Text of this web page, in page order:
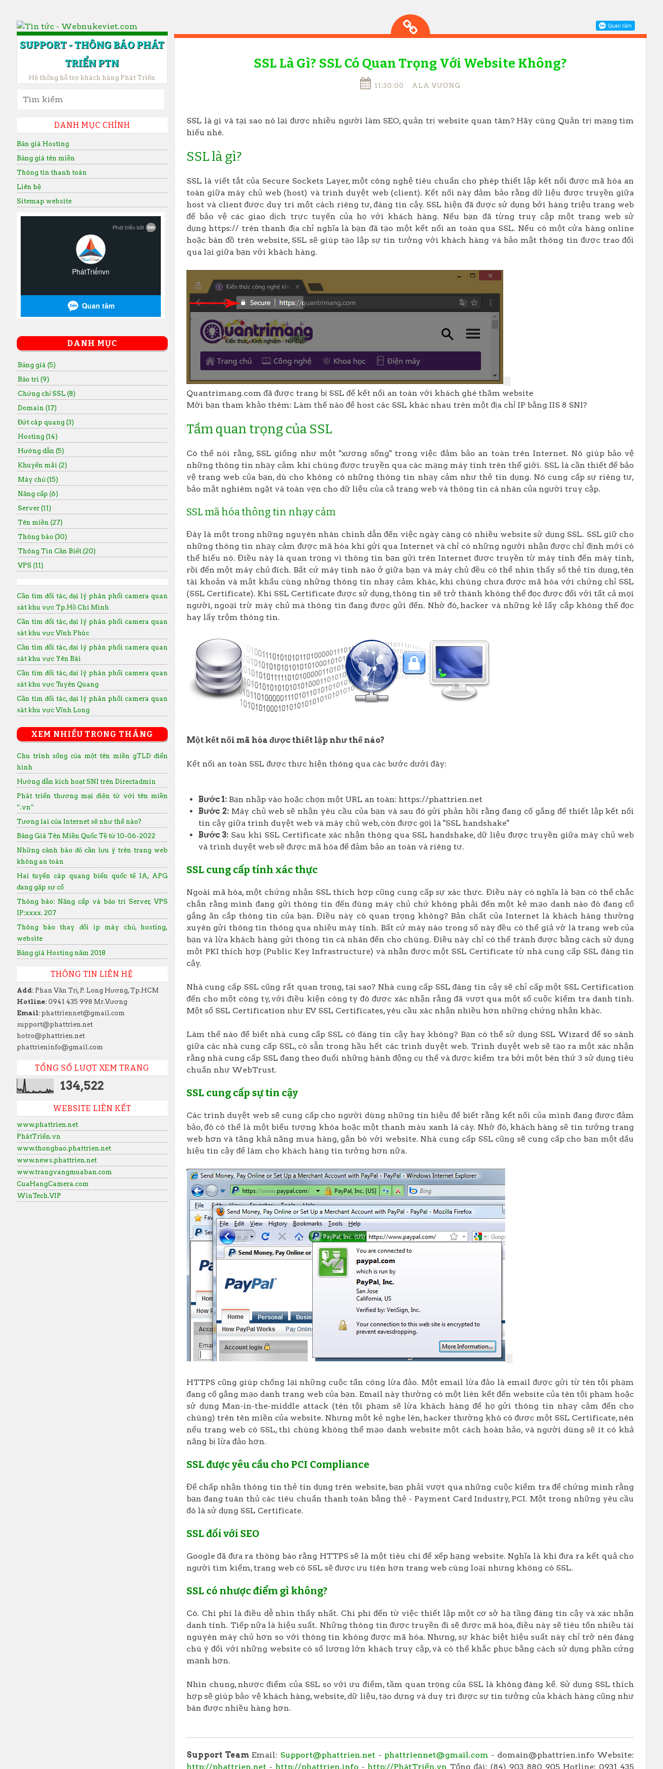
SUPPORT - THÔNG BÁO PHÁT
TRIỂN PTN
Hệ thống hỗ trợ khách hàng Phát Triển
Tìm kiếm:
DANH MỤC CHÍNH
Bản giá Hosting
Bảng giá tên miền
Thông tin thanh toán
Liên hệ
Sitemap website
DANH MỤC
Bảng giá (5)
Bảo trì (9)
Chứng chỉ SSL (8)
Domain (17)
Đứt cáp quang (3)
Hosting (14)
Hướng dẫn (5)
Khuyến mãi (2)
Máy chủ (15)
Năng cấp (6)
Server (11)
Tên miền (27)
Thông báo (30)
Thông Tin Cần Biết (20)
VPS (11)
Cần tìm đối tác, đại lý phân phối camera quan
sát khu vực Tp.Hồ Chí Minh
Cần tìm đối tác, đại lý phân phối camera quan
sát khu vực Vĩnh Phúc
Cần tìm đối tác, đại lý phân phối camera quan
sát khu vực Yên Bái
Cần tìm đối tác, đại lý phân phối camera quan
sát khu vực Tuyên Quang
Cần tìm đối tác, đại lý phân phối camera quan
sát khu vực Vĩnh Long
XEM NHIỀU TRONG THÁNG
Chu trình sống của một tên miền gTLD điển
hình
Hướng dẫn kích hoạt SNI trên Directadmin
Phát triển thương mại điện tử với tên miền
“.vn”
Tương lai của Internet sẽ như thế nào?
Bảng Giá Tên Miền Quốc Tề từ 10-06-2022
Những cảnh báo đỏ cần lưu ý trên trang web
không an toàn
Hai tuyến cáp quang biển quốc tế IA, APG
đang gặp sự cố
Thông báo: Năng cấp và bảo trì Server, VPS
IP:xxxx. 207
Thông báo thay đổi ip máy chủ, hosting,
website
Bảng giá Hosting năm 2018
THÔNG TIN LIÊN HỆ
Add: Phan Văn Trị, P. Long Hương, Tp.HCM
Hotline: 0941 435 998 Mr.Vương
Email: phattriennet@gmail.com
support@phattrien.net
hotro@phattrien.net
phattrieninfo@gmail.com
TỔNG SỐ LƯỢT XEM TRANG
134,522
WEBSITE LIÊN KẾT
www.phattrien.net
PhátTriển.vn
www.thongbao.phattrien.net
www.news.phattrien.net
www.trangvangmuaban.com
CuaHangCamera.com
WinTech.VIP
SSL Là Gì? SSL Có Quan Trọng Với Website Không?
11:30:00 ALA VƯƠNG
SSL là gì và tại sao nó lại được nhiều người làm SEO, quản trị website quan tâm? Hãy cùng Quản trị mạng tìm
hiểu nhé.
SSL là gì?
SSL là viết tắt của Secure Sockets Layer, một công nghệ tiêu chuẩn cho phép thiết lập kết nối được mã hóa an
toàn giữa máy chủ web (host) và trình duyệt web (client). Kết nối này đảm bảo rằng dữ liệu được truyền giữa
host và client được duy trì một cách riêng tư, đáng tin cậy. SSL hiện đã được sử dụng bởi hàng triệu trang web
để bảo vệ các giao dịch trực tuyến của họ với khách hàng. Nếu bạn đã từng truy cập một trang web sử
dụng https:// trên thanh địa chỉ nghĩa là bạn đã tạo một kết nối an toàn qua SSL. Nếu có một cửa hàng online
hoặc bán đồ trên website, SSL sẽ giúp tạo lập sự tin tưởng với khách hàng và bảo mật thông tin được trao đổi
qua lại giữa bạn với khách hàng.
Quantrimang.com đã được trang bị SSL để kết nối an toàn với khách ghé thăm website
Mời bạn tham khảo thêm: Làm thế nào để host các SSL khác nhau trên một địa chỉ IP bằng IIS 8 SNI?
Tầm quan trọng của SSL
Có thể nói rằng, SSL giống như một "xương sống" trong việc đảm bảo an toàn trên Internet. Nó giúp bảo vệ
những thông tin nhạy cảm khi chúng được truyền qua các mạng máy tính trên thế giới. SSL là cần thiết để bảo
vệ trang web của bạn, dù cho không có những thông tin nhạy cảm như thẻ tín dụng. Nó cung cấp sự riêng tư,
bảo mật nghiêm ngặt và toàn vẹn cho dữ liệu của cả trang web và thông tin cá nhân của người truy cập.
SSL mã hóa thông tin nhạy cảm
Đây là một trong những nguyên nhân chính dẫn đến việc ngày càng có nhiều website sử dụng SSL. SSL giữ cho
những thông tin nhạy cảm được mã hóa khi gửi qua Internet và chỉ có những người nhận được chỉ định mới có
thể hiểu nó. Điều này là quan trọng vì thông tin bạn gửi trên Internet được truyền từ máy tính đến máy tính,
rồi đến một máy chủ đích. Bất cứ máy tính nào ở giữa bạn và máy chủ đều có thể nhìn thấy số thẻ tín dụng, tên
tài khoản và mật khẩu cùng những thông tin nhạy cảm khác, khi chúng chưa được mã hóa với chứng chỉ SSL
(SSL Certificate). Khi SSL Certificate được sử dụng, thông tin sẽ trở thành không thể đọc được đối với tất cả mọi
người, ngoại trừ máy chủ mà thông tin đang được gửi đến. Nhờ đó, hacker và những kẻ lấy cắp không thể đọc
hay lấy trộm thông tin.
Một kết nối mã hóa được thiết lập như thế nào?
Kết nối an toàn SSL được thực hiện thông qua các bước dưới đây:
Bước 1:Bạn nhập vào hoặc chọn một URL an toàn: https://phattrien.net
Bước 2:Máy chủ web sẽ nhận yêu cầu của bạn và sau đó gửi phản hồi rằng đang cố gắng để thiết lập kết nối
tin cậy giữa trình duyệt web và máy chủ web, còn được gọi là "SSL handshake"
Bước 3:Sau khi SSL Certificate xác nhận thông qua SSL handshake, dữ liệu được truyền giữa máy chủ web
và trình duyệt web sẽ được mã hóa để đảm bảo an toàn và riêng tư.
SSL cung cấp tính xác thực
Ngoài mã hóa, một chứng nhận SSL thích hợp cũng cung cấp sự xác thực. Điều này có nghĩa là bạn có thể chắc
chắn rằng mình đang gửi thông tin đến đúng máy chủ chứ không phải đến một kẻ mạo danh nào đó đang cố
gắng ăn cắp thông tin của bạn. Điều này có quan trọng không? Bản chất của Internet là khách hàng thường
xuyên gửi thông tin thông qua nhiều máy tính. Bất cứ máy nào trong số này đều có thể giả vờ là trang web của
bạn và lừa khách hàng gửi thông tin cá nhân đến cho chúng. Điều này chỉ có thể tránh được bằng cách sử dụng
một PKI thích hợp (Public Key Infrastructure) và nhận được một SSL Certificate từ nhà cung cấp SSL đáng tin
cậy.
Nhà cung cấp SSL cũng rất quan trọng, tại sao? Nhà cung cấp SSL đáng tin cậy sẽ chỉ cấp một SSL Certification
đến cho một công ty, với điều kiện công ty đó được xác nhận rằng đã vượt qua một số cuộc kiểm tra danh tính.
Một số SSL Certification như EV SSL Certificates, yêu cầu xác nhận nhiều hơn những chứng nhận khác.
Làm thế nào để biết nhà cung cấp SSL có đáng tin cậy hay không? Bạn có thể sử dụng SSL Wizard để so sánh
giữa các nhà cung cấp SSL, có sẵn trong hầu hết các trình duyệt web. Trình duyệt web sẽ tạo ra một xác nhận
rằng nhà cung cấp SSL đang theo đuổi những hành động cụ thể và được kiểm tra bởi một bên thứ 3 sử dụng tiêu
chuẩn như WebTrust.
SSL cung cấp sự tin cậy
Các trình duyệt web sẽ cung cấp cho người dùng những tín hiệu để biết rằng kết nối của mình đang được đảm
bảo, đó có thể là một biểu tượng khóa hoặc một thanh màu xanh lá cây. Nhờ đó, khách hàng sẽ tin tưởng trang
web hơn và tăng khả năng mua hàng, gắn bó với website. Nhà cung cấp SSL cũng sẽ cung cấp cho bạn một dấu
hiệu tin cậy để làm cho khách hàng tin tưởng hơn nữa.
HTTPS cũng giúp chống lại những cuộc tấn công lừa đảo. Một email lừa đảo là email được gửi từ tên tội phạm
đang cố gắng mạo danh trang web của bạn. Email này thường có một liên kết đến website của tên tội phạm hoặc
sử dụng Man-in-the-middle attack (tên tội phạm sẽ lừa khách hàng để họ gửi thông tin nhạy cảm đến cho
chúng) trên tên miền của website. Nhưng một kẻ nghe lén, hacker thường khó có được một SSL Certificate, nên
nếu trang web có SSL, thì chúng không thể mạo danh website một cách hoàn hảo, và người dùng sẽ ít có khả
năng bị lừa đảo hơn.
SSL được yêu cầu cho PCI Compliance
Để chấp nhận thông tin thẻ tín dụng trên website, bạn phải vượt qua những cuộc kiểm tra để chứng minh rằng
bạn đang tuân thủ các tiêu chuẩn thanh toán bằng thẻ - Payment Card Industry, PCI. Một trong những yêu cầu
đó là sử dụng SSL Certificate.
SSL đối với SEO
Google đã đưa ra thông báo rằng HTTPS sẽ là một tiêu chí để xếp hạng website. Nghĩa là khi đưa ra kết quả cho
người tìm kiếm, trang web có SSL sẽ được ưu tiên hơn trang web cùng loại nhưng không có SSL.
SSL có nhược điểm gì không?
Có. Chi phí là điều dễ nhìn thấy nhất. Chi phí đến từ việc thiết lập một cơ sở hạ tầng đáng tin cậy và xác nhận
danh tính. Tiếp nữa là hiệu suất. Những thông tin được truyền đi sẽ được mã hóa, điều này sẽ tiêu tốn nhiều tài
nguyên máy chủ hơn so với thông tin không được mã hóa. Nhưng, sự khác biệt hiệu suất này chỉ trở nên đáng
chú ý đối với những website có số lượng lớn khách truy cập, và có thể khắc phục bằng cách sử dụng phần cứng
mạnh hơn.
Nhìn chung, nhược điểm của SSL so với ưu điểm, tầm quan trọng của SSL là không đáng kể. Sử dụng SSL thích
hợp sẽ giúp bảo vệ khách hàng, website, dữ liệu, tạo dựng và duy trì được sự tin tưởng của khách hàng cũng như
bán được nhiều hàng hơn.
Support TeamEmail: Support@phattrien.net - phattriennet@gmail.com - domain@phattrien.info Website:
http://phattrien.net- http://phattrien.info - http://PhátTriển.vn Tổng đài: (84) 903 880 905 Hotline: 0931 435